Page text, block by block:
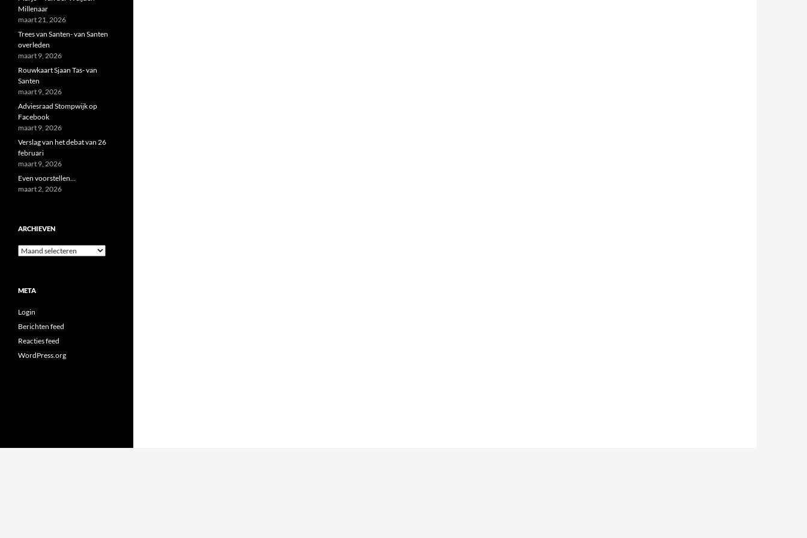
Millenaar
maart 21, 2026
Trees van Santen- van Santen
overleden
maart 9, 2026
Rouwkaart Sjaan Tas- van
Santen
maart 9, 2026
Adviesraad Stompwijk op
Facebook
maart 9, 2026
Verslag van het debat van 26
februari
maart 9, 2026
Even voorstellen…
maart 2, 2026
ARCHIEVEN
Archieven
META
Login
Berichten feed
Reacties feed
WordPress.org